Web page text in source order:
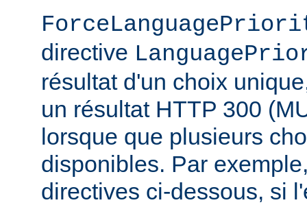
directive
résultat d'un choix
un résultat HTTP 300
lorsque que plusieurs
disponibles. Par
directives ci-dessous, si